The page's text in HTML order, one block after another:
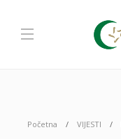
Početna VIJESTI